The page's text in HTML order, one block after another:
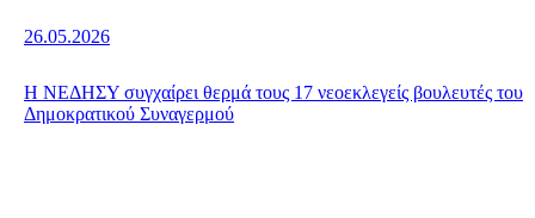
26.05.2026
Η ΝΕΔΗΣΥ συγχαίρει θερμά τους 17 νεοεκλεγείς βουλευτές του
Δημοκρατικού Συναγερμού